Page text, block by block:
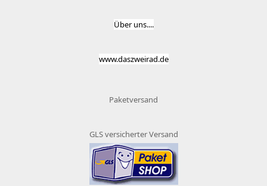
Über uns....
www.daszweirad.de
Paketversand
GLS versicherter Versand